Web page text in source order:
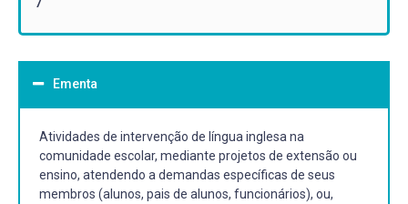
Ementa
Atividades de intervenção de língua inglesa na
comunidade escolar, mediante projetos de extensão ou
ensino, atendendo a demandas específicas de seus
membros (alunos, pais de alunos, funcionários), ou,